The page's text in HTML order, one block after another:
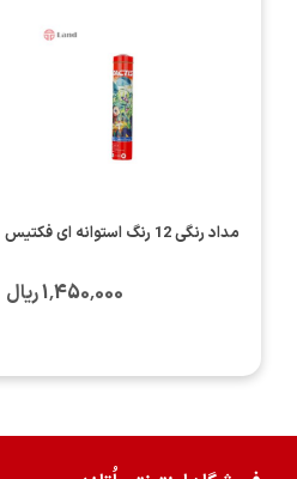
مداد رنگی 12 رنگ استوانه ای فکتیس
1٬450٬000 ریال